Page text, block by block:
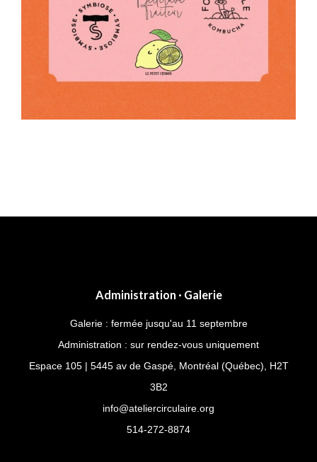
navigation
Administration · Galerie
Galerie : fermée jusqu'au 11 septembre
Administration : sur rendez-vous uniquement
Espace 105 | 5445 av de Gaspé, Montréal (Québec), H2T
3B2
info@ateliercirculaire.org
514-272-8874